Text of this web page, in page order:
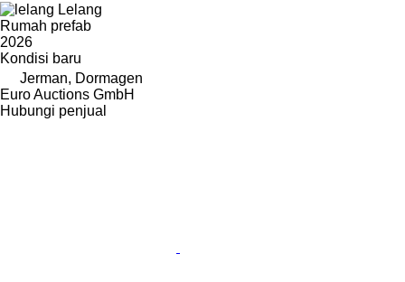
Lelang
Rumah prefab
2026
Kondisi baru
Jerman, Dormagen
Euro Auctions GmbH
Hubungi penjual